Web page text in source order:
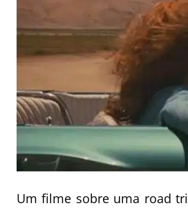
Um filme sobre uma road